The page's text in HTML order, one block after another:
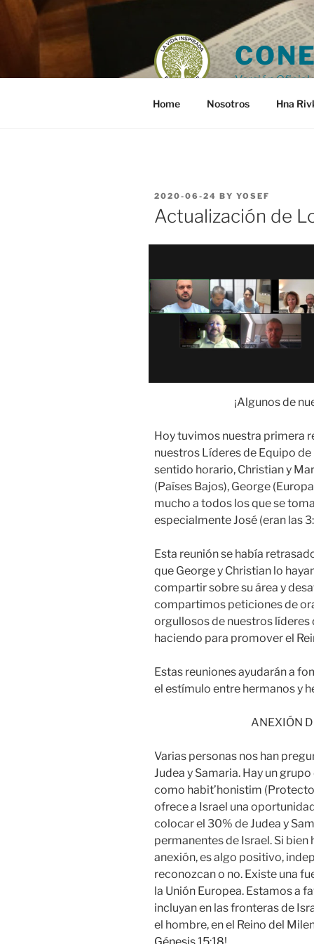
Skip
Versión Oficial
Home Nosotros Hna
POSTED
ON
2020-06-24 BY YOSEF
Actualización de
¡Algunos de
Hoy tuvimos nuestra primera
nuestros Líderes de Equipo
sentido horario, Christian y
(Países Bajos), George
mucho a todos los que se
especialmente José (eran las
Esta reunión se había
que George y Christian lo
compartir sobre su área y
compartimos peticiones de
orgullosos de nuestros líderes
haciendo para promover el
Estas reuniones ayudarán a
el estímulo entre hermanos y
ANEXIÓN
Varias personas nos han
Judea y Samaria. Hay un
como habit’honistim
ofrece a Israel una
colocar el 30% de Judea y
permanentes de Israel. Si
anexión, es algo positivo,
reconozcan o no. Existe una
la Unión Europea. Estamos a
incluyan en las fronteras de
el hombre, en el Reino del